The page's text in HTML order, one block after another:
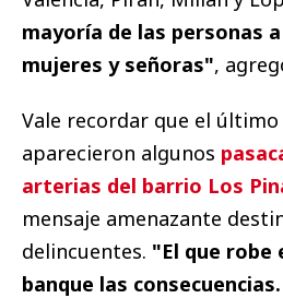
mayoría de las personas
mujeres y señoras",
Vale recordar que el último
aparecieron algunos
arterias del barrio Los
mensaje amenazante
delincuentes. "El que robe
banque las